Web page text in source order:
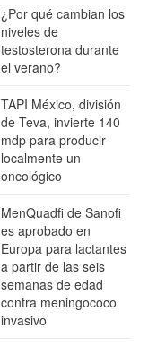
¿Por qué cambian los
niveles de
testosterona durante
el verano?
TAPI México, división
de Teva, invierte 140
mdp para producir
localmente un
oncológico
MenQuadfi de Sanofi
es aprobado en
Europa para lactantes
a partir de las seis
semanas de edad
contra meningococo
invasivo